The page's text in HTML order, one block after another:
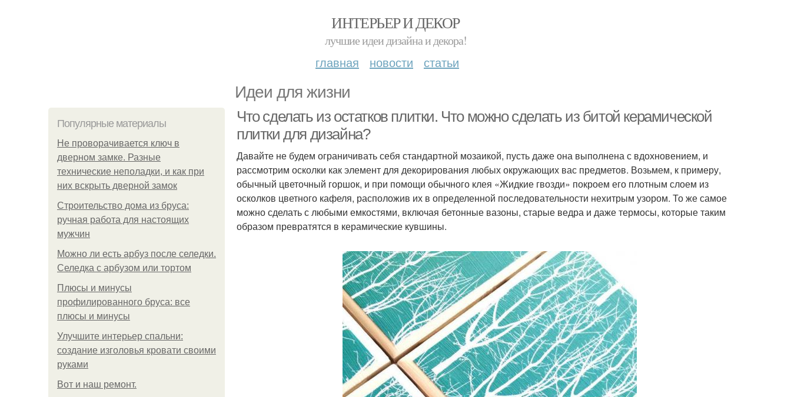
ИНТЕРЬЕР И ДЕКОР
лучшие идеи дизайна и декора!
главная новости статьи
Идеи для жизни
Популярные материалы
Не проворачивается ключ в
дверном замке. Разные
технические неполадки, и как при
них вскрыть дверной замок
Строительство дома из бруса:
ручная работа для настоящих
мужчин
Можно ли есть арбуз после селедки.
Селедка с арбузом или тортом
Плюсы и минусы
профилированного бруса: все
плюсы и минусы
Улучшите интерьер спальни:
создание изголовья кровати своими
руками
Boт и наш ремoнт.
Что сделать из остатков плитки. Что можно сделать из битой керамической
плитки для дизайна?
Давайте не будем ограничивать себя стандартной мозаикой, пусть даже она выполнена с вдохновением, и
рассмотрим осколки как элемент для декорирования любых окружающих вас предметов. Возьмем, к примеру,
обычный цветочный горшок, и при помощи обычного клея «Жидкие гвозди» покроем его плотным слоем из
осколков цветного кафеля, расположив их в определенной последовательности нехитрым узором. То же самое
можно сделать с любыми емкостями, включая бетонные вазоны, старые ведра и даже термосы, которые таким
образом превратятся в керамические кувшины.